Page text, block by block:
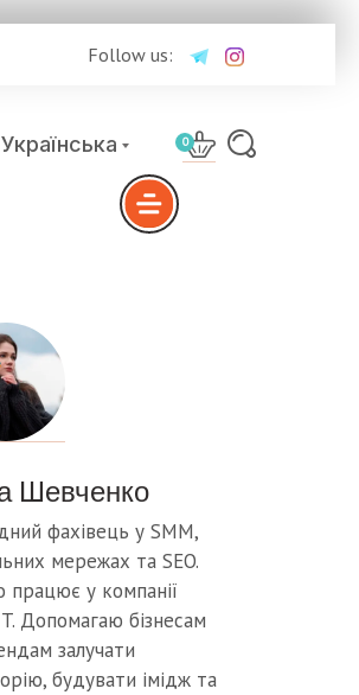
Follow us:
Українська 0
Шевченко
фахівець у SMM,
мережах та SEO.
працює у компанії
Допомагаю бізнесам
залучати
будувати імідж та